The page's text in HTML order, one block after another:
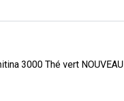
3000 Thé vert NOUVEAU